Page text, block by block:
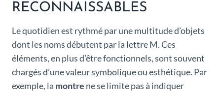
RECONNAISSABLES
Le quotidien est rythmé par une multitude d’objets
dont les noms débutent par la lettre M. Ces
éléments, en plus d’être fonctionnels, sont souvent
chargés d’une valeur symbolique ou esthétique. Par
exemple, la montre ne se limite pas à indiquer